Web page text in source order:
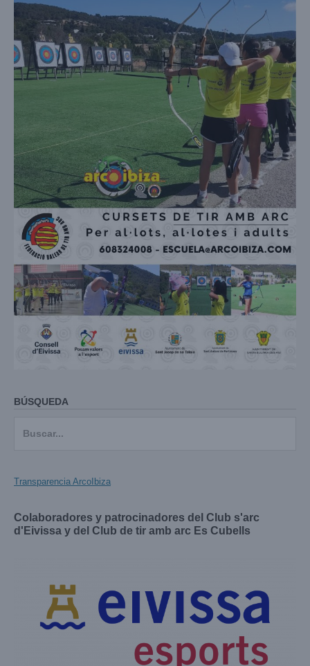
BÚSQUEDA
Transparencia ArcoIbiza
Colaboradores y patrocinadores del Club s'arc
d'Eivissa y del Club de tir amb arc Es Cubells